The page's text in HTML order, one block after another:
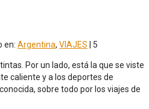
en: Argentina, VIAJES 5
Por un lado, está la que se viste
caliente y a los deportes de
sobre todo por los viajes de